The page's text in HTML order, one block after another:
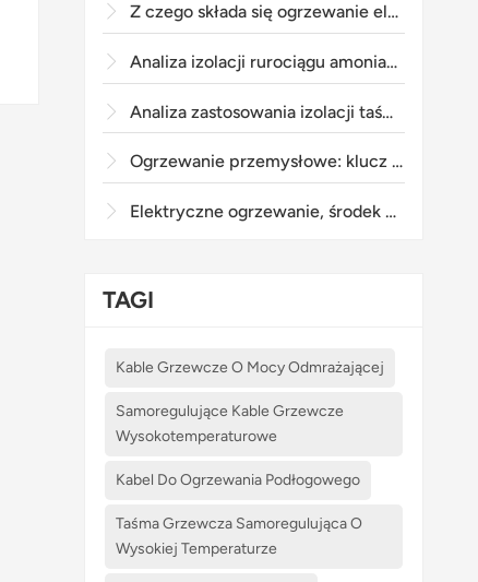
Z czego składa się ogrzewanie elektryczne i jak działa?
Analiza izolacji rurociągu amoniakowego z wykorzystaniem systemu ogrzewania elektrycznego
Analiza zastosowania izolacji taśmą grzewczą elektryczną w urządzeniach do przetwarzania żywności
Ogrzewanie przemysłowe: klucz do poprawy efektywności produkcji i bezpieczeństwa
Elektryczne ogrzewanie, środek przeciwzamarzaniowy i izolacja dla rurociągów dalekobieżnych
TAGI
Kable Grzewcze O Mocy Odmrażającej
Samoregulujące Kable Grzewcze
Wysokotemperaturowe
Kabel Do Ogrzewania Podłogowego
Taśma Grzewcza Samoregulująca O
Wysokiej Temperaturze